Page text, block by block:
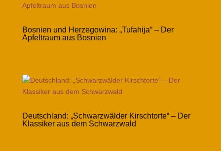
Bosnien und Herzegowina: „Tufahija“ – Der
Apfeltraum aus Bosnien
Deutschland: „Schwarzwälder Kirschtorte“ – Der
Klassiker aus dem Schwarzwald